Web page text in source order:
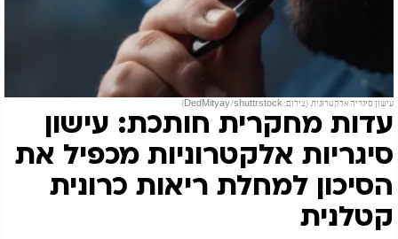
עישון סיגריה אלקטרונית. (צילום: DedMityay/shuttrstock)
עדות מחקרית חותכת: עישון
סיגריות אלקטרוניות מכפיל את
הסיכון למחלת ריאות כרונית
קטלנית